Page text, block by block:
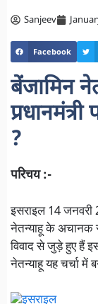
Sanjeev
Facebook
बेंजामिन
?
परिचय :-
इसराइल 14 जनवरी
नेतन्याहू के अचानक
विवाद से जुड़े हुए हैं
नेतन्याहू यह चर्चा